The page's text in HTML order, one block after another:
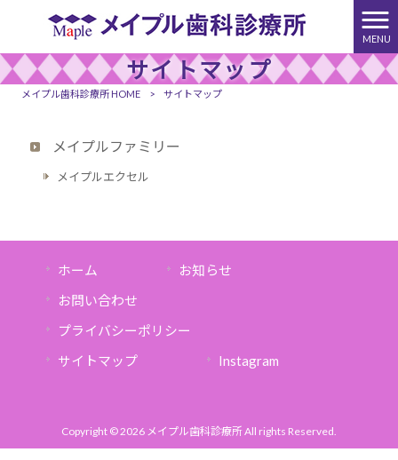
MENU
サイトマップ
メイプル歯科診療所 HOME > サイトマップ
メイプルファミリー
メイプルエクセル
ホーム
お知らせ
お問い合わせ
プライバシーポリシー
サイトマップ
Instagram
Copyright © 2026 メイプル歯科診療所 All rights Reserved.